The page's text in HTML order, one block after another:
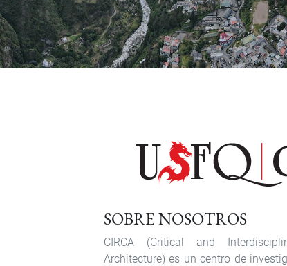
SOBRE NOSOTROS
CIRCA (Critical and
Architecture) es un centro de